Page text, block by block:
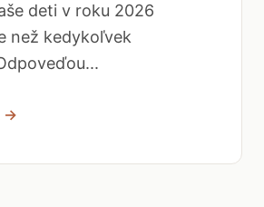
deti v roku 2026
než kedykoľvek
→